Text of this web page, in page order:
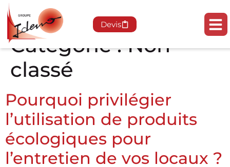
Devis
Catégorie :Non
classé
Pourquoi privilégier
l’utilisation de produits
écologiques pour
l’entretien de vos locaux ?